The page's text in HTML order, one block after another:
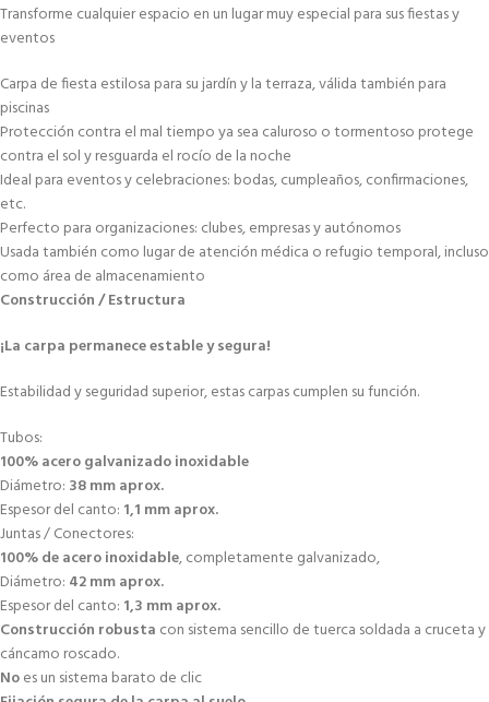
Transforme cualquier espacio en un lugar muy especial para sus fiestas y
eventos
Carpa de fiesta estilosa para su jardín y la terraza, válida también para
piscinas
Protección contra el mal tiempo ya sea caluroso o tormentoso protege
contra el sol y resguarda el rocío de la noche
Ideal para eventos y celebraciones: bodas, cumpleaños, confirmaciones,
etc.
Perfecto para organizaciones: clubes, empresas y autónomos
Usada también como lugar de atención médica o refugio temporal, incluso
como área de almacenamiento
Construcción / Estructura
¡La carpa permanece estable y segura!
Estabilidad y seguridad superior, estas carpas cumplen su función.
Tubos:
100% acero galvanizado inoxidable
Diámetro: 38 mm aprox.
Espesor del canto: 1,1 mm aprox.
Juntas / Conectores:
100% de acero inoxidable, completamente galvanizado,
Diámetro: 42 mm aprox.
Espesor del canto: 1,3 mm aprox.
Construcción robusta con sistema sencillo de tuerca soldada a cruceta y
cáncamo roscado.
Noes un sistema barato de clic